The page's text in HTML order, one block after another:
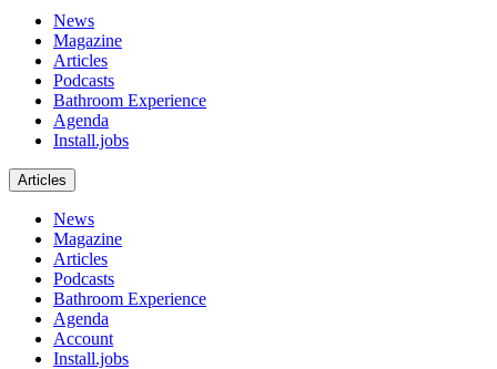
News
Magazine
Articles
Podcasts
Bathroom Experience
Agenda
Install.jobs
Articles
News
Magazine
Articles
Podcasts
Bathroom Experience
Agenda
Account
Install.jobs